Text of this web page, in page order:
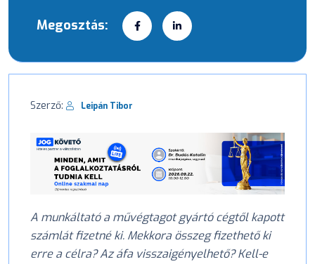
Megosztás:
Szerző: Leipán Tibor
A munkáltató a művégtagot gyártó cégtől kapott
számlát fizetné ki. Mekkora összeg fizethető ki
erre a célra? Az áfa visszaigényelhető? Kell-e